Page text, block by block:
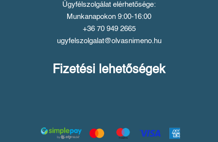
Ügyfélszolgálat elérhetősége:
Munkanapokon 9:00-16:00
+36 70 949 2665
ugyfelszolgalat@olvasnimeno.hu
Fizetési lehetőségek